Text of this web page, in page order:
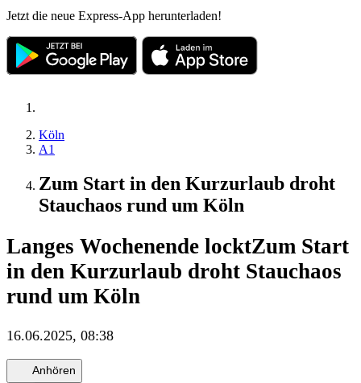
Jetzt die neue Express-App herunterladen!
Köln
A1
Zum Start in den Kurzurlaub droht
Stauchaos rund um Köln
Langes Wochenende locktZum Start
in den Kurzurlaub droht Stauchaos
rund um Köln
16.06.2025, 08:38
Anhören